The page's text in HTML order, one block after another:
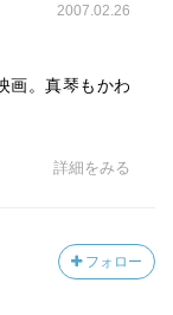
2007.02.26
画。真琴もかわ
詳細をみる
フォロー